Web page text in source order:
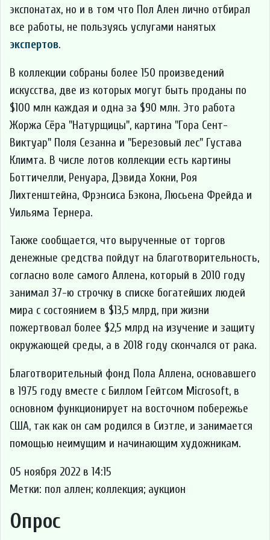
экспонатах, но и в том что Пол Ален лично отбирал
все работы, не пользуясь услугами нанятых
экспертов.
В коллекции собраны более 150 произведений
искусства, две из которых могут быть проданы по
$100 млн каждая и одна за $90 млн. Это работа
Жоржа Сёра "Натурщицы", картина "Гора Сент-
Виктуар" Поля Сезанна и "Березовый лес" Густава
Климта. В числе лотов коллекции есть картины
Боттичелли, Ренуара, Дэвида Хокни, Роя
Лихтенштейна, Фрэнсиса Бэкона, Люсьена Фрейда и
Уильяма Тернера.
Также сообщается, что вырученные от торгов
денежные средства пойдут на благотворительность,
согласно воле самого Аллена, который в 2010 году
занимал 37-ю строчку в списке богатейших людей
мира с состоянием в $13,5 млрд, при жизни
пожертвовал более $2,5 млрд на изучение и защиту
окружающей среды, а в 2018 году скончался от рака.
Благотворительный фонд Пола Аллена, основавшего
в 1975 году вместе с Биллом Гейтсом Microsoft, в
основном функционирует на восточном побережье
США, так как он сам родился в Сиэтле, и занимается
помощью неимущим и начинающим художникам.
05 ноября 2022 в 14:15
Метки: пол аллен; коллекция; аукцион
Опрос